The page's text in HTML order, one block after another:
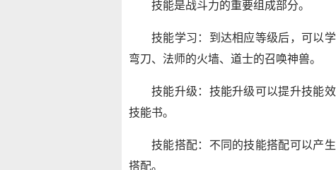
技能是战斗力的重要组成部分。
技能学习：到达相应等级后，可以
弯刀、法师的火墙、道士的召唤神兽。
技能升级：技能升级可以提升技能
技能书。
技能搭配：不同的技能搭配可以产
搭配。